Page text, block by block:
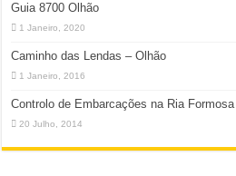
Guia 8700 Olhão
1 Janeiro, 2020
Caminho das Lendas – Olhão
1 Janeiro, 2016
Controlo de Embarcações na Ria Formosa
20 Julho, 2014